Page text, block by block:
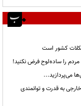
کشور است
را ساده‌لوح فرض نکنید!
به قدرت و توانمندی